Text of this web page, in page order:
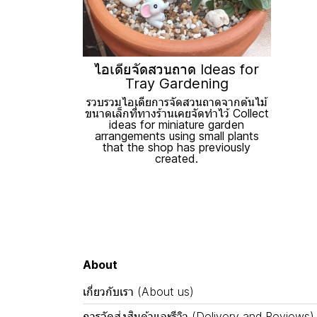
ไอเดียจัดสวนถาด Ideas for
Tray Gardening
รวบรวมไอเดียการจัดสวนถาดจากต้นไม้
ขนาดเล็กที่ทางร้านเคยจัดทำไว้ Collect
ideas for miniature garden
arrangements using small plants
that the shop has previously
created.
About
เกี่ยวกับเรา (About us)